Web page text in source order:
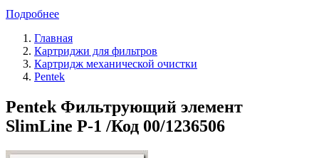
Подробнее
Главная
Картриджи для фильтров
Картридж механической очистки
Pentek
Pentek Фильтрующий элемент
SlimLine P-1 /Код 00/1236506